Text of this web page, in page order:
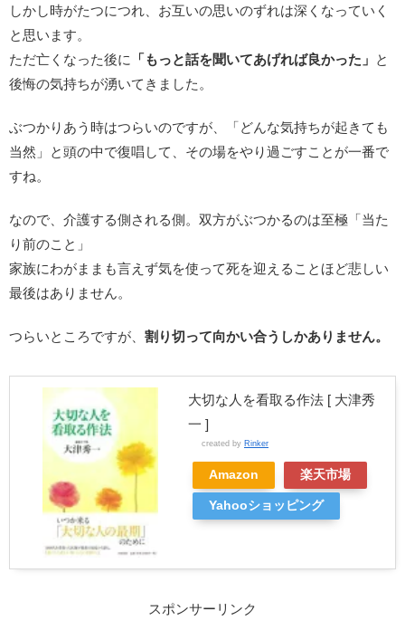
しかし時がたつにつれ、お互いの思いのずれは深くなっていく
と思います。
ただ亡くなった後に
「もっと話を聞いてあげれば良かった」 と
後悔の気持ちが湧いてきました。
ぶつかりあう時はつらいのですが、「どんな気持ちが起きても
当然」と頭の中で復唱して、その場をやり過ごすことが一番で
すね。
なので、介護する側される側。双方がぶつかるのは至極「当た
り前のこと」
家族にわがままも言えず気を使って死を迎えることほど悲しい
最後はありません。
つらいところですが、 割り切って向かい合うしかありません。
大切な人を看取る作法 [ 大津秀
一 ]
created by Rinker
Amazon 楽天市場
Yahooショッピング
スポンサーリンク